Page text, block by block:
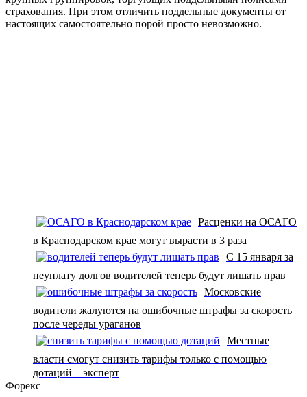
страхования. При этом отличить поддельные документы от
настоящих самостоятельно порой просто невозможно.
Расценки на ОСАГО
в Краснодарском крае могут вырасти в 3 раза
С 15 января за
неуплату долгов водителей теперь будут лишать прав
Московские
водители жалуются на ошибочные штрафы за скорость
после череды ураганов
Местные
власти смогут снизить тарифы только с помощью
дотаций – эксперт
Форекс